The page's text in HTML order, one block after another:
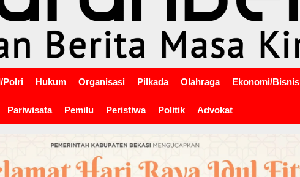
Polri Hukum Organisasi Pilkada Olahraga Ekonomi/Bisnis
Pariwisata Pemilu Peristiwa Politik Advokat